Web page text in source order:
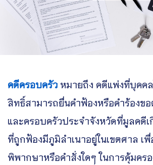
คดีครอบครัวหมายถึง คดีแพ่งที่บุคค
สิทธิ์สามารถยื่นคำฟ้องหรือคำร้องข
และครอบครัวประจำจังหวัดที่มูลคดีเ
ที่ถูกฟ้องมีภูมิลำเนาอยู่ในเขตศาล เ
พิพากษาหรือคำสั่งใดๆ ในการคุ้มคร